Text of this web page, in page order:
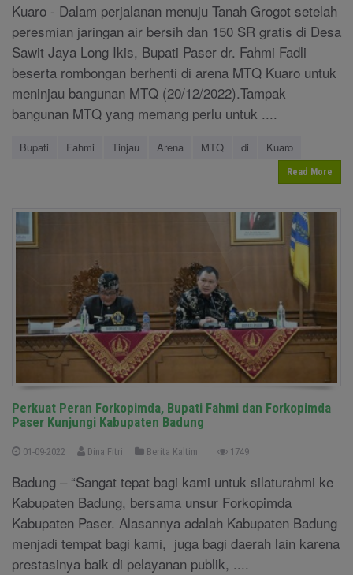
Kuaro - Dalam perjalanan menuju Tanah Grogot setelah
peresmian jaringan air bersih dan 150 SR gratis di Desa
Sawit Jaya Long Ikis, Bupati Paser dr. Fahmi Fadli
beserta rombongan berhenti di arena MTQ Kuaro untuk
meninjau bangunan MTQ (20/12/2022).Tampak
bangunan MTQ yang memang perlu untuk ....
Bupati Fahmi Tinjau Arena MTQ di Kuaro
Read More
Perkuat Peran Forkopimda, Bupati Fahmi dan Forkopimda
Paser Kunjungi Kabupaten Badung
01-09-2022 Dina Fitri Berita Kaltim 1749
Badung – “Sangat tepat bagi kami untuk silaturahmi ke
Kabupaten Badung, bersama unsur Forkopimda
Kabupaten Paser. Alasannya adalah Kabupaten Badung
menjadi tempat bagi kami, juga bagi daerah lain karena
prestasinya baik di pelayanan publik, ....